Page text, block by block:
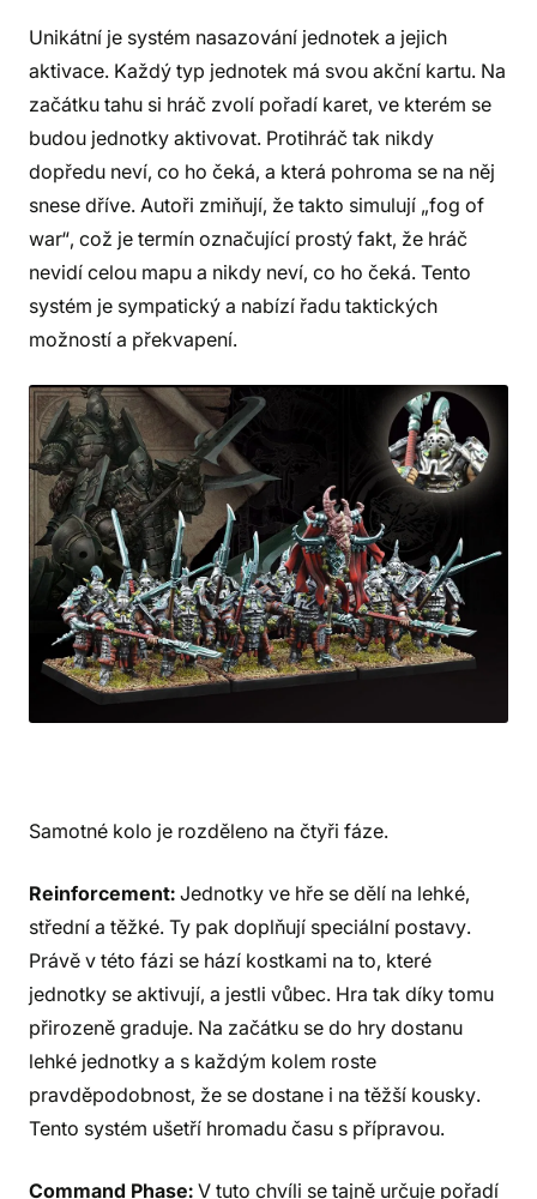
Unikátní je systém nasazování jednotek a jejich
aktivace. Každý typ jednotek má svou akční kartu. Na
začátku tahu si hráč zvolí pořadí karet, ve kterém se
budou jednotky aktivovat. Protihráč tak nikdy
dopředu neví, co ho čeká, a která pohroma se na něj
snese dříve. Autoři zmiňují, že takto simulují „fog of
war“, což je termín označující prostý fakt, že hráč
nevidí celou mapu a nikdy neví, co ho čeká. Tento
systém je sympatický a nabízí řadu taktických
možností a překvapení.
Samotné kolo je rozděleno na čtyři fáze.
Reinforcement: Jednotky ve hře se dělí na lehké,
střední a těžké. Ty pak doplňují speciální postavy.
Právě v této fázi se hází kostkami na to, které
jednotky se aktivují, a jestli vůbec. Hra tak díky tomu
přirozeně graduje. Na začátku se do hry dostanu
lehké jednotky a s každým kolem roste
pravděpodobnost, že se dostane i na těžší kousky.
Tento systém ušetří hromadu času s přípravou.
Command Phase: V tuto chvíli se tajně určuje pořadí